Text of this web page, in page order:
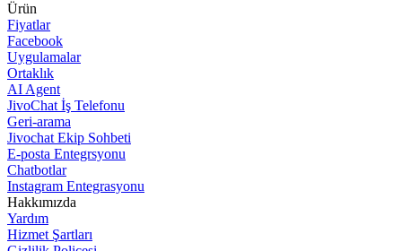
Ürün
Fiyatlar
Facebook
Uygulamalar
Ortaklık
AI Agent
JivoChat İş Telefonu
Geri-arama
Jivochat Ekip Sohbeti
E-posta Entegrsyonu
Chatbotlar
Instagram Entegrasyonu
Hakkımızda
Yardım
Hizmet Şartları